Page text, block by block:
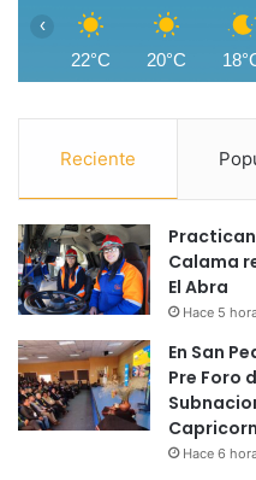
22°C 20°C
‹
Reciente
Calama
El Abra
Hace 5
En San
Pre Foro
Hace 6